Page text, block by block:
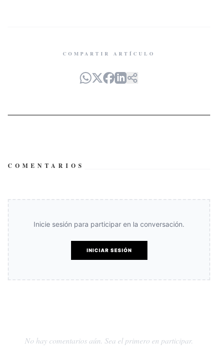
COMPARTIR ARTÍCULO
COMENTARIOS
Inicie sesión para participar en la conversación.
INICIAR SESIÓN
No hay comentarios aún. Sea el primero en participar.